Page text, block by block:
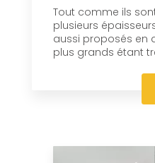
Tout comme ils
plusieurs
aussi proposés en
plus grands étant